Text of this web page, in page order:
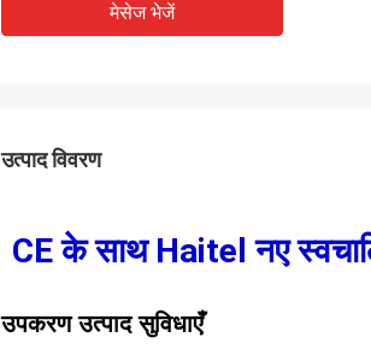
मेसेज भेजें
उत्पाद विवरण
CE के साथ Haitel नए
उपकरण उत्पाद सुविधाएँ